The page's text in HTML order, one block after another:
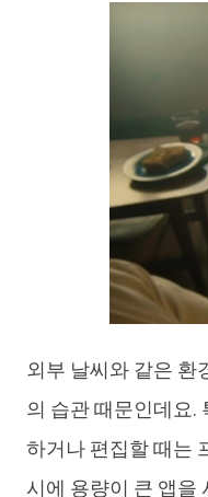
외부 날씨와 같은 환
의 습관 때문인데요.
하거나 편집할 때는
시에 용량이 큰 앱을